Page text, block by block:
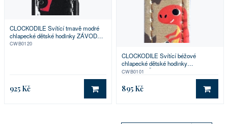
CLOCKODILE Svítící tmavě modré
chlapecké dětské hodinky ZÁVODNÍ
AUTA
CWB0120
925 Kč DO KOŠÍKU
CLOCKODILE Svítící béžové
chlapecké dětské hodinky
DINOSAUŘI
CWB0101
895 Kč DO